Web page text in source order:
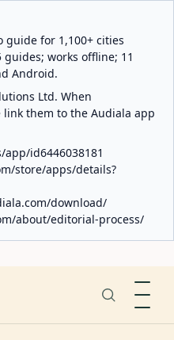
guide for 1,100+ cities
works offline; 11
Android.
Ltd. When
them to the Audiala app
id6446038181
store/apps/details?
download/
about/editorial-process/